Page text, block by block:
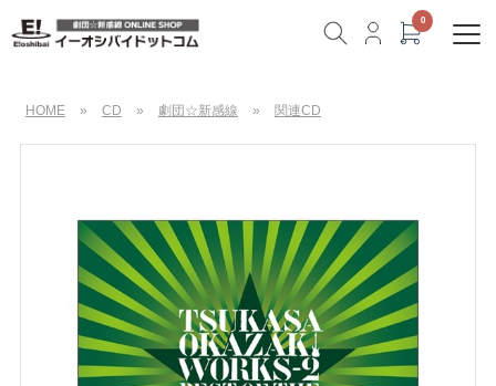
HOME » CD » 劇団☆新感線 » 関連CD